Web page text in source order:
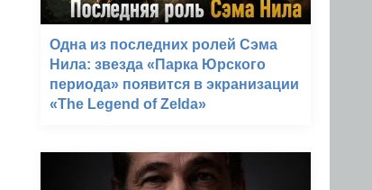
Одна из последних ролей Сэма
Нила: звезда «Парка Юрского
периода» появится в экранизации
«The Legend of Zelda»